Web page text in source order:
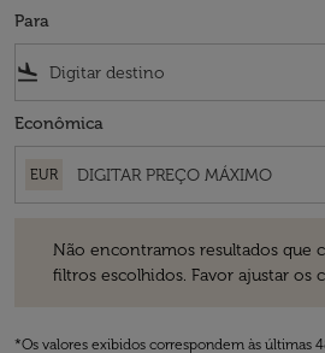
Para
flight_land
Econômica
EUR
Não encontramos resultados que
filtros escolhidos. Favor ajustar os
*Os valores exibidos correspondem às últimas